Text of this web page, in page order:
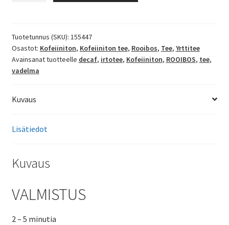
määrä
Tuotetunnus (SKU): 155447
Osastot: Kofeiiniton, Kofeiiniton tee, Rooibos, Tee, Yrttitee
Avainsanat tuotteelle decaf, irtotee, Kofeiiniton, ROOIBOS, tee,
vadelma
Kuvaus
Lisätiedot
Kuvaus
VALMISTUS
2 – 5 minutia